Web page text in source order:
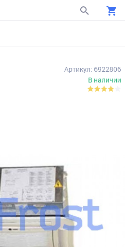
Артикул: 6922806
В наличии